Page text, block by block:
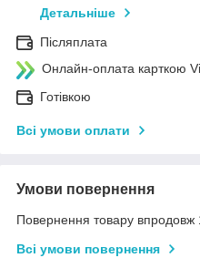
Детальніше
Післяплата
Онлайн-оплата карткою
Готівкою
Всі умови оплати
Умови повернення
Повернення товару впродовж
Всі умови повернення